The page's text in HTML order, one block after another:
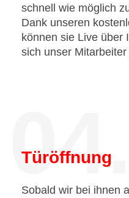
schnell wie möglich
Dank unseren
können sie Live über
sich unser
04.
Türöffnung
Sobald wir bei ihnen